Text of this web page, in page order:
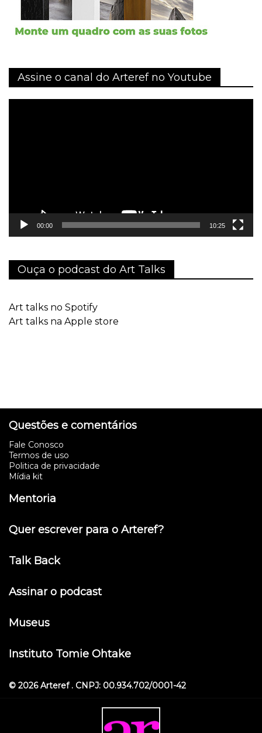
Assine o canal do Arteref no Youtube
00:00 10:25
Ouça o podcast do Art Talks
Art talks no Spotify
Art talks na Apple store
Questões e comentários
Fale Conosco
Termos de uso
Politica de privacidade
Mídia kit
Mentoria
Quer escrever para o Arteref?
Talk Back
Assinar o podcast
Museus
Instituto Tomie Ohtake
© 2026 Arteref . CNPJ: 00.934.702/0001-42